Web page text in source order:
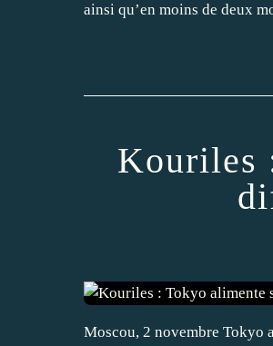
ainsi qu’en moins de deux
Kouriles
Moscou, 2 novembre Tokyo